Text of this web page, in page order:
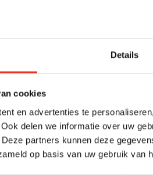
Details
cookies
en advertenties te
delen we informatie over uw
partners kunnen deze
op basis van uw gebruik van
project. Dit betekent
en het bepalen van de juiste
organiseert de
modelwoning. Hij legt
en helpt kopers bij het
over prijzen en